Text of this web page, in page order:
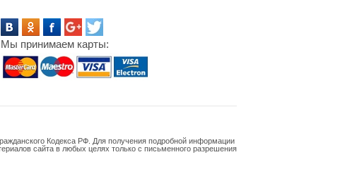
Мы принимаем карты:
Кодекса РФ. Для получения подробной информации
сайта в любых целях только с письменного разрешения